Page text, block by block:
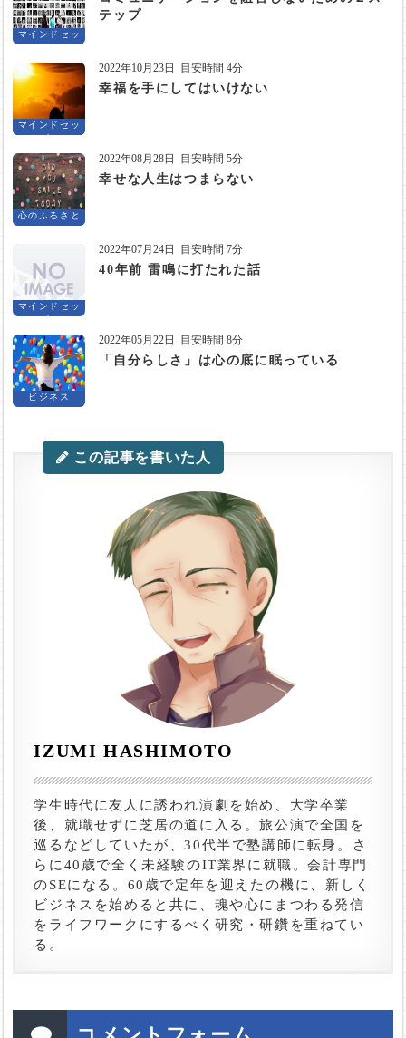
マインドセッ
ト
テップ
マインドセッ
ト
2022年10月23日 目安時間 4分
幸福を手にしてはいけない
心のふるさと
2022年08月28日 目安時間 5分
幸せな人生はつまらない
マインドセッ
ト
2022年07月24日 目安時間 7分
40年前 雷鳴に打たれた話
ビジネス
2022年05月22日 目安時間 8分
「自分らしさ」は心の底に眠っている
この記事を書いた人
IZUMI HASHIMOTO
学生時代に友人に誘われ演劇を始め、大学卒業
後、就職せずに芝居の道に入る。旅公演で全国を
巡るなどしていたが、30代半で塾講師に転身。さ
らに40歳で全く未経験のIT業界に就職。会計専門
のSEになる。60歳で定年を迎えたの機に、新しく
ビジネスを始めると共に、魂や心にまつわる発信
をライフワークにするべく研究・研鑽を重ねてい
る。